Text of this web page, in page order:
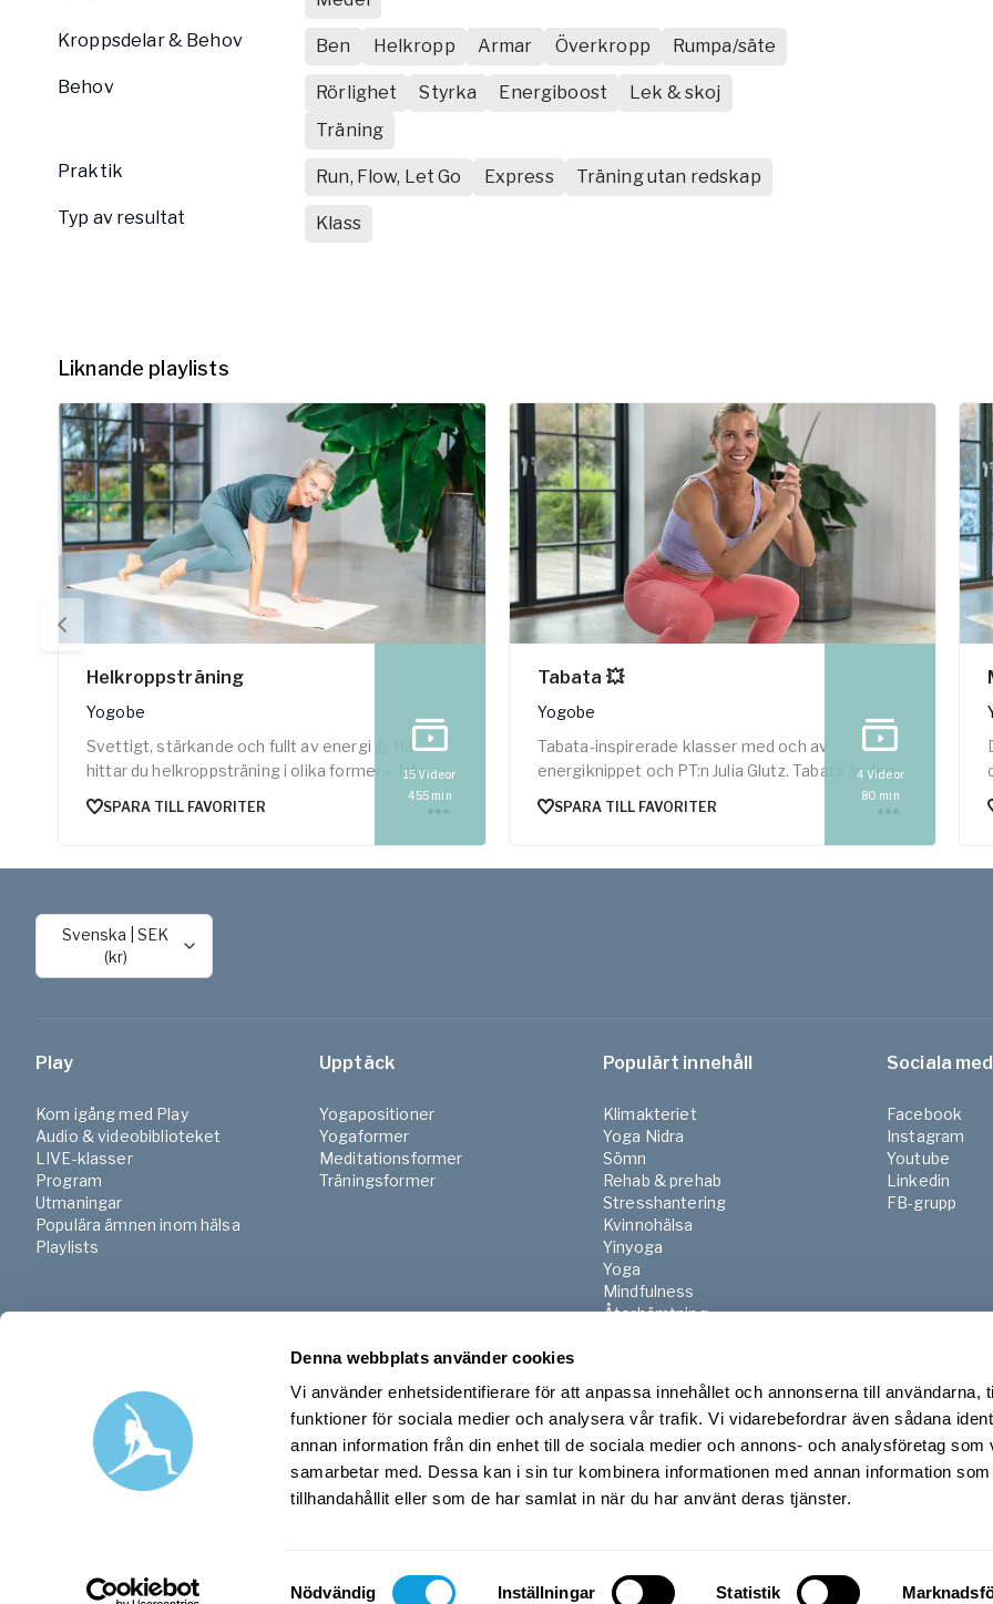
Denna webbplats använder cookies
Vi använder enhetsidentifierare för att anpassa innehållet och annonserna till användarna,
funktioner för sociala medier och analysera vår trafik. Vi vidarebefordrar även sådana
annan information från din enhet till de sociala medier och annons- och analysföretag som
samarbetar med. Dessa kan i sin tur kombinera informationen med annan information
tillhandahållit eller som de har samlat in när du har använt deras tjänster.
Samtyckesval
Nödvändig Inställningar Statistik
Kroppsdelar & Behov
Ben Helkropp Armar Överkropp
Rumpa/säte
Behov
Rörlighet Styrka Energiboost
Lek & skoj
Träning
Praktik
Run, Flow, Let Go Express
Träning utan redskap
Typ av resultat
Klass
Liknande playlists
15 Videor
455 min
Helkroppsträning
Yogobe
Svettigt, stärkande och fullt av energi 💪 Här
hittar du helkroppsträning i olika former – från
pulshöjande HIIT-pass till kontrollerad pilates och
funktionell styrka.
SPARA TILL FAVORITER
4 Videor
80 min
Tabata 💥
Yogobe
Tabata-inspirerade klasser med och av
energiknippet och PT:n Julia Glutz. Tabata är den
perfekta träningsformen för att effektivt stärka
musklerna och ha kul längs med vägen. Låt ditt
hjärta få slå lite extra och dina muskler brännas
och kännas!
SPARA TILL FAVORITER
Svenska |SEK
(kr)
Play
Kom igång med Play
Audio & videobiblioteket
LIVE-klasser
Program
Utmaningar
Populära ämnen inom hälsa
Playlists
Upptäck
Yogapositioner
Yogaformer
Meditationsformer
Träningsformer
Populärt innehåll
Klimakteriet
Yoga Nidra
Sömn
Rehab & prehab
Stresshantering
Kvinnohälsa
Yinyoga
Yoga
Mindfulness
Återhämtning
Morgon & kvällsrutiner
Sociala
Facebook
Instagram
Youtube
Linkedin
FB-grupp